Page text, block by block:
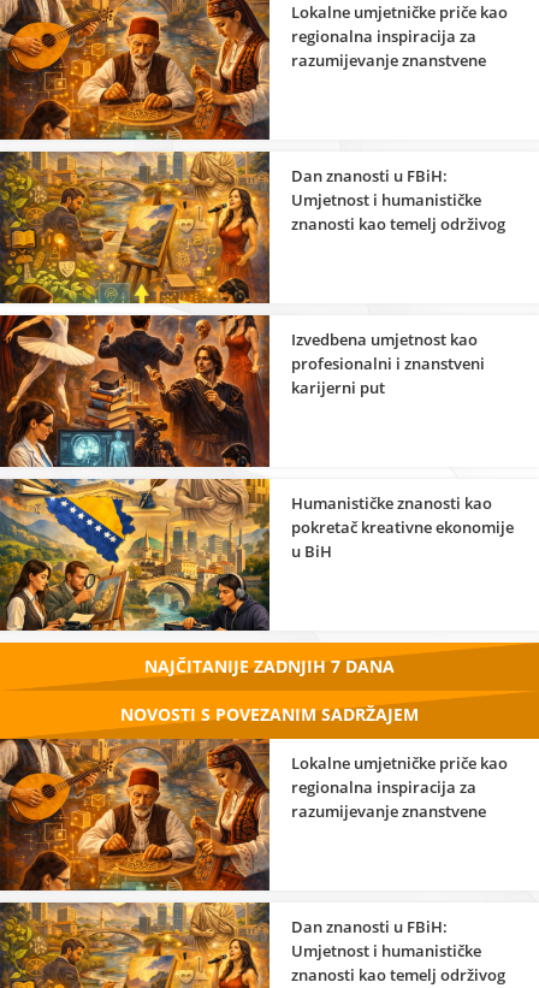
Lokalne umjetničke priče kao
regionalna inspiracija za
razumijevanje znanstvene
Dan znanosti u FBiH:
Umjetnost i humanističke
znanosti kao temelj održivog
Izvedbena umjetnost kao
profesionalni i znanstveni
karijerni put
Humanističke znanosti kao
pokretač kreativne ekonomije
u BiH
NAJČITANIJE ZADNJIH 7 DANA
NOVOSTI S POVEZANIM SADRŽAJEM
Lokalne umjetničke priče kao
regionalna inspiracija za
razumijevanje znanstvene
Dan znanosti u FBiH:
Umjetnost i humanističke
znanosti kao temelj održivog